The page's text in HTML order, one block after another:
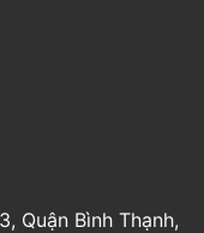
Quận Bình Thạnh,